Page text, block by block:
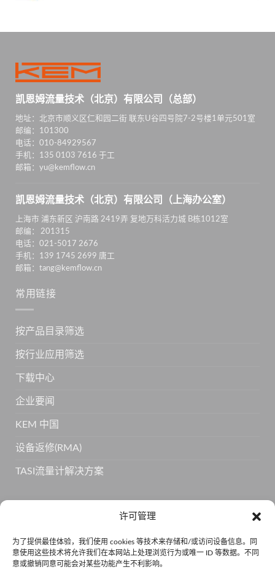
许可管理
为了提供最佳体验，我们使用 cookies 等技术来存储和/或访问设备信息。同
意使用这些技术将允许我们在本网站上处理浏览行为或唯一 ID 等数据。不同
意或撤销同意可能会对某些功能产生不利影响。
凯恩姆流量技术（北京）有限公司（总部）
地址：北京市顺义区仁和园二街 联东U谷四号院7-2号楼1单元501室
邮编：101300
电话：010-84929567
手机：135 0103 7616 于工
邮箱：yu@kemflow.cn
凯恩姆流量技术（北京）有限公司（上海办公室）
上海市 浦东新区 沪南路 2419弄 复地万科活力城 B栋1012室
邮编： 201315
电话：021-5017 2676
手机：139 1745 2699 唐工
邮箱：tang@kemflow.cn
常用链接
按产品目录筛选
按行业应用筛选
下载中心
企业要闻
KEM 中国
设备返修(RMA)
TASI流量计解决方案
订阅 KEM 获取更多产品信息